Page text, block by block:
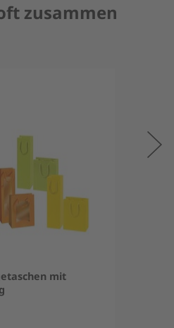
zusammen
mit